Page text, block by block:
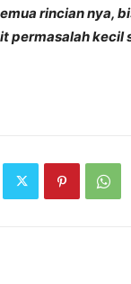
rincian nya,
permasalah kecil